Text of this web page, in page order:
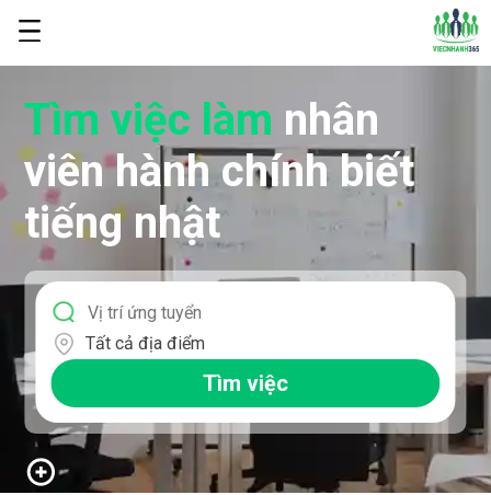
Tìm việc làm nhân
viên hành chính biết
tiếng nhật
Tất cả địa điểm
Tìm việc